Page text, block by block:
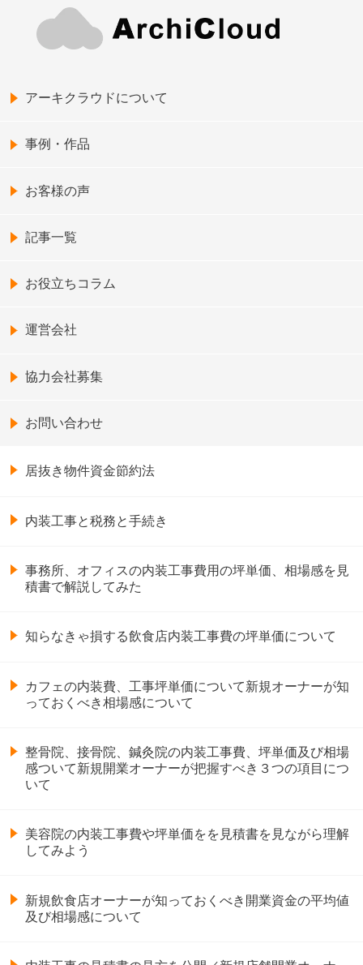
アーキクラウドについて
事例・作品
お客様の声
記事一覧
お役立ちコラム
運営会社
協力会社募集
お問い合わせ
居抜き物件資金節約法
内装工事と税務と手続き
事務所、オフィスの内装工事費用の坪単価、相場感を見
積書で解説してみた
知らなきゃ損する飲食店内装工事費の坪単価について
カフェの内装費、工事坪単価について新規オーナーが知
っておくべき相場感について
整骨院、接骨院、鍼灸院の内装工事費、坪単価及び相場
感ついて新規開業オーナーが把握すべき３つの項目につ
いて
美容院の内装工事費や坪単価をを見積書を見ながら理解
してみよう
新規飲食店オーナーが知っておくべき開業資金の平均値
及び相場感について